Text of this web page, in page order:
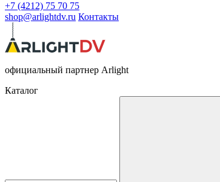
+7 (4212) 75 70 75
shop@arlightdv.ru Контакты
официальный партнер Arlight
Каталог